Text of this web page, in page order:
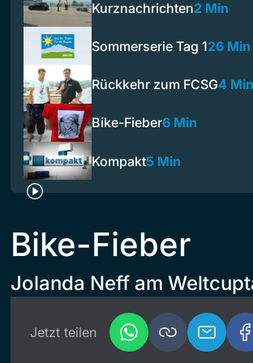
Kurznachrichten2 Min
Sommerserie Tag 126 Min
Rückkehr zum FCSG4 Min
Bike-Fieber6 Min
Kompakt5 Min
Bike-Fieber
Jolanda Neff am
Jetzt teilen